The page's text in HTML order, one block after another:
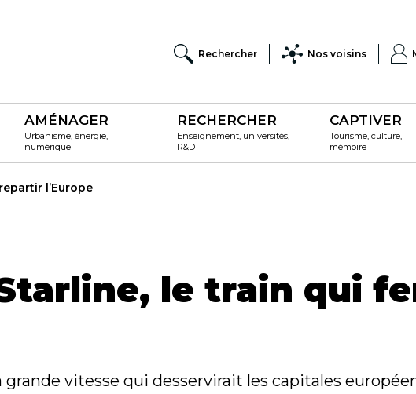
Rechercher Nos voisins
AMÉNAGER
Urbanisme, énergie,
numérique
RECHERCHER
Enseignement, universités,
R&D
CAPTIVER
Tourisme, culture,
mémoire
l’Europe
le train qui
vitesse qui desservirait les capitales